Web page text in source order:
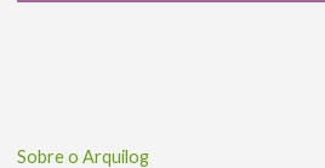
Sobre o Arquilog